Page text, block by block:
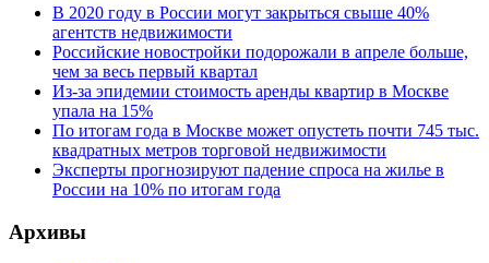
В 2020 году в России могут закрыться свыше 40%
агентств недвижимости
Российские новостройки подорожали в апреле больше,
чем за весь первый квартал
Из-за эпидемии стоимость аренды квартир в Москве
упала на 15%
По итогам года в Москве может опустеть почти 745 тыс.
квадратных метров торговой недвижимости
Эксперты прогнозируют падение спроса на жилье в
России на 10% по итогам года
Архивы